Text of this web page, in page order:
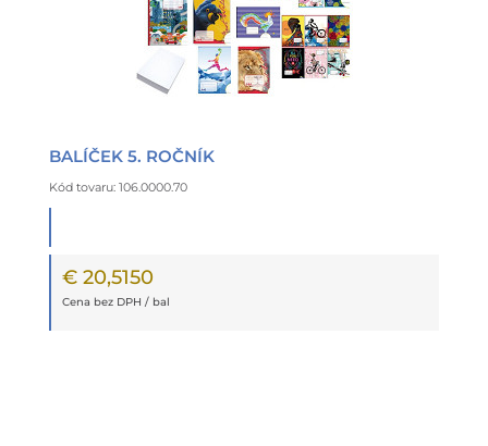
BALÍČEK 5. ROČNÍK
Kód tovaru: 106.0000.70
€ 20,5150
Cena bez DPH / bal